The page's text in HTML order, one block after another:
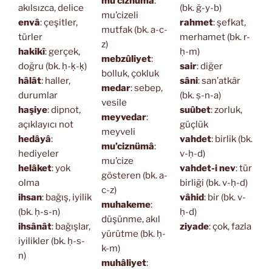
akılsızca, delice
envâ: çeşitler,
türler
hakikî: gerçek,
doğru (bk. ḥ-ḳ-ḳ)
hâlât: haller,
durumlar
haşiye: dipnot,
açıklayıcı not
hedâyâ:
hediyeler
helâket: yok
olma
ihsan: bağış, iyilik
(bk. ḥ-s-n)
ihsânât: bağışlar,
iyilikler (bk. ḥ-s-
n)
mu’cizeli
mutfak (bk. a-c-
z)
mebzûliyet:
bolluk, çokluk
medar: sebep,
vesile
meyvedar:
meyveli
mu’ciznümâ:
mu’cize
gösteren (bk. a-
c-z)
muhakeme:
düşünme, akıl
yürütme (bk. ḥ-
k-m)
muhâliyet:
(bk. ğ-y-b)
rahmet: şefkat,
merhamet (bk. r-
ḥ-m)
sair: diğer
sâni: san’atkâr
(bk. ṣ-n-a)
suûbet: zorluk,
güçlük
vahdet: birlik (bk.
v-ḥ-d)
vahdet-i nev: tür
birliği (bk. v-ḥ-d)
vâhid: bir (bk. v-
ḥ-d)
ziyade: çok, fazla